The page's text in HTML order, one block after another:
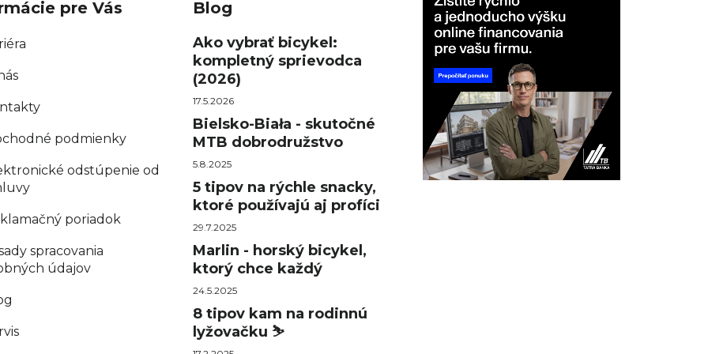
pre Vás
podmienky
odstúpenie od
poriadok
spracovania
údajov
Blog
Ako vybrať bicykel:
kompletný sprievodca
(2026)
17.5.2026
Bielsko-Biała - skutočné
MTB dobrodružstvo
5.8.2025
5 tipov na rýchle snacky,
ktoré používajú aj profíci
29.7.2025
Marlin - horský bicykel,
ktorý chce každý
24.5.2025
8 tipov kam na rodinnú
lyžovačku ⛷️